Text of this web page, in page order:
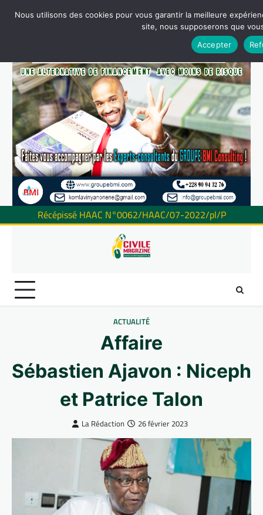
Récépissé HAAC N°0062/HAAC/07-2022/pl/P
ACTUALITÉ
Affaire
Sébastien Ajavon :
et Patrice Talon
La Rédaction 26 février 2023
Nous utilisons des cookies pour vous garantir la meilleure
site, nous supposerons que
Accepter